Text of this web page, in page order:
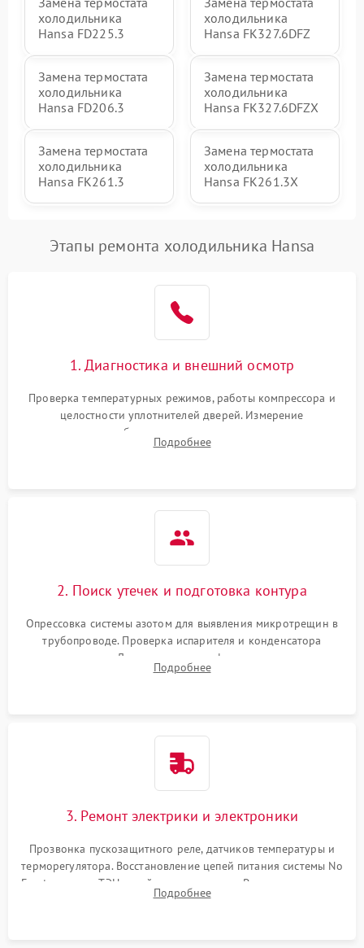
холодильника
Hansa FD225.3
холодильника
Hansa FK327.6DFZ
Замена термостата
холодильника
Hansa FD206.3
Замена термостата
холодильника
Hansa FK327.6DFZX
Замена термостата
холодильника
Hansa FK261.3
Замена термостата
холодильника
Hansa FK261.3X
Этапы ремонта холодильника Hansa
1. Диагностика и внешний осмотр
Проверка температурных режимов, работы компрессора и
целостности уплотнителей дверей. Измерение
сопротивления обмоток мотора, проверка термостата и
считывание кодов ошибок с электронного дисплея.
Подробнее
2. Поиск утечек и подготовка контура
Опрессовка системы азотом для выявления микротрещин в
трубопроводе. Проверка испарителя и конденсатора
течеискателем. Демонтаж старого фильтра-осушителя и
продувка капиллярной трубки для устранения засоров.
Подробнее
3. Ремонт электрики и электроники
Прозвонка пускозащитного реле, датчиков температуры и
терморегулятора. Восстановление цепей питания системы No
Frost, включая ТЭН оттайки и вентилятор. Ремонт или замена
платы управления при сбоях алгоритмов.
Подробнее